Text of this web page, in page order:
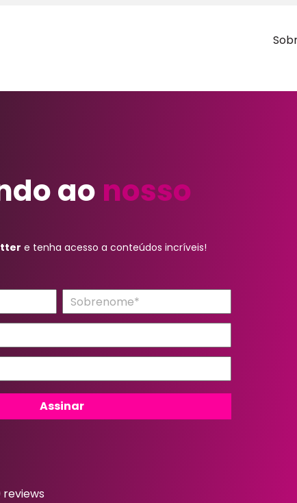
ao nosso
e tenha acesso a conteúdos incríveis!
reviews